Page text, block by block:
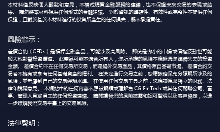
本材料僅反映個人觀點和意見，不構成購買金融服務的建議，也不保證未來交易的表現或結
果。 請勿將本材料視為任何形式的金融建議。 對於資訊的準確性、有效性或完整性不提供任何
保證，且對於基於本材料進行的投資所產生的任何損失，概不承擔責任。
風險警示：
差價合約（CFDs）是槓桿金融產品，可能涉及高風險。 即使是微小的市場或價格波動也可能
極大地影響投資價值。 此產品可能不適合所有人，您所承擔的風險不應超過您準備失去的投資
金額。 差價合約不在任何交易所交易，而是場外交易產品，其價格源自基礎市場。 差價合約交
易者不擁有或享有任何基礎資產的權利。 在決定進行交易之前，您應該確保充分瞭解所涉及的
風險，並考慮到自己的交易經驗水準。 在使用任何交易工具之前，您應該獲取獨立的財務、法
律和稅務意見。 本網站中的任何內容不應被解讀或理解為 CG FinTech 或其任何關聯公司、董
事、管理人員或員工的任何投資建議。 請閱讀我們的風險披露和認可聲明以及客戶協定，以進
一步瞭解我們交易平臺上的交易風險。
法律聲明：